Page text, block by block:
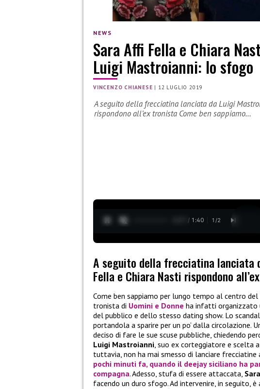
NEWS
Sara Affi Fella e Chiara
Luigi Mastroianni: lo sfogo
VINCENZO CHIANESE | 12 LUGLIO 2019
A seguito della frecciatina lanciata da Luigi
rispondono all’ex tronista Come ben sappiamo…
0:28 / 1:40 1 /2
A seguito della frecciatina lanciata
Fella e Chiara Nasti rispondono
Come ben sappiamo per lungo tempo al centro
tronista di Uomini e Donne ha infatti organizzato
del pubblico e dello stesso dating show. Lo
portandola a sparire per un po’ dalla circolazione.
deciso di fare le sue scuse pubbliche, chiedendo
Luigi Mastroianni, suo ex corteggiatore e scelta
tuttavia, non ha mai smesso di lanciare frecciatine
pochi minuti fa, quando il deejay siciliano ha
compagna. Adesso, stufa di essere attaccata, Sara
facendo un duro sfogo. Ad intervenire, in seguito, è